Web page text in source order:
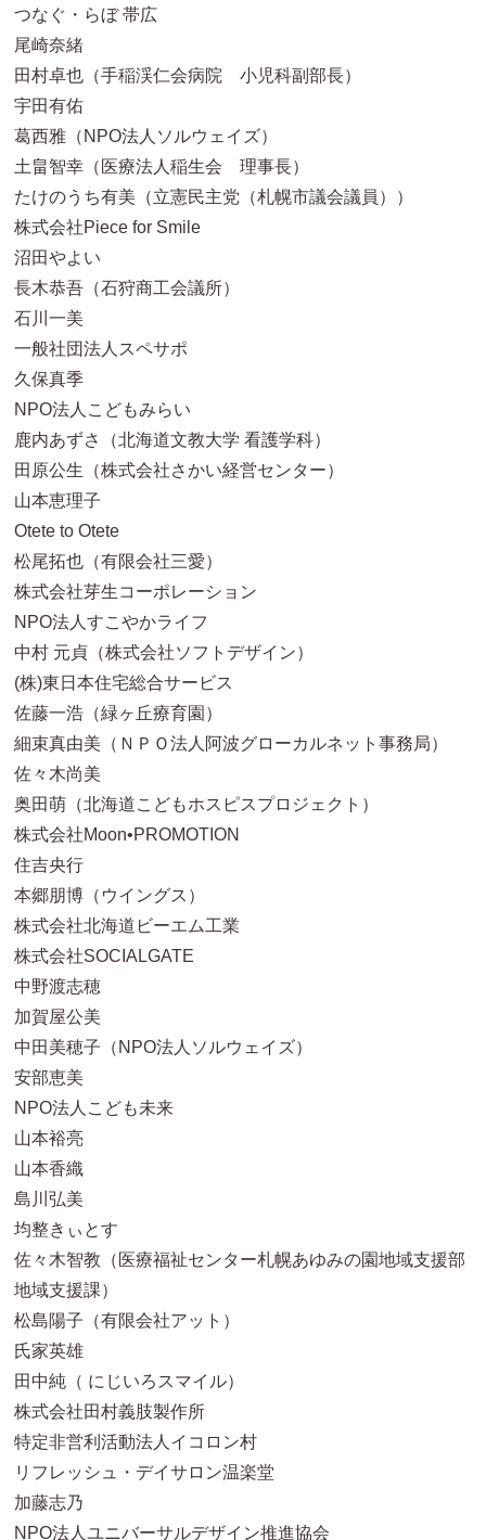
つなぐ・らぼ 帯広
尾崎奈緒
田村卓也（手稲渓仁会病院 小児科副部長）
宇田有佑
葛西雅（NPO法人ソルウェイズ）
土畠智幸（医療法人稲生会 理事長）
たけのうち有美（立憲民主党（札幌市議会議員））
株式会社Piece for Smile
沼田やよい
長木恭吾（石狩商工会議所）
石川一美
一般社団法人スペサポ
久保真季
NPO法人こどもみらい
鹿内あずさ（北海道文教大学 看護学科）
田原公生（株式会社さかい経営センター）
山本恵理子
Otete to Otete
松尾拓也（有限会社三愛）
株式会社芽生コーポレーション
NPO法人すこやかライフ
中村 元貞（株式会社ソフトデザイン）
(株)東日本住宅総合サービス
佐藤一浩（緑ヶ丘療育園）
細束真由美（ＮＰＯ法人阿波グローカルネット事務局）
佐々木尚美
奥田萌（北海道こどもホスピスプロジェクト）
株式会社Moon•PROMOTION
住吉央行
本郷朋博（ウイングス）
株式会社北海道ビーエム工業
株式会社SOCIALGATE
中野渡志穂
加賀屋公美
中田美穂子（NPO法人ソルウェイズ）
安部恵美
NPO法人こども未来
山本裕亮
山本香織
島川弘美
均整きぃとす
佐々木智教（医療福祉センター札幌あゆみの園地域支援部
地域支援課）
松島陽子（有限会社アット）
氏家英雄
田中純（ にじいろスマイル）
株式会社田村義肢製作所
特定非営利活動法人イコロン村
リフレッシュ・デイサロン温楽堂
加藤志乃
NPO法人ユニバーサルデザイン推進協会